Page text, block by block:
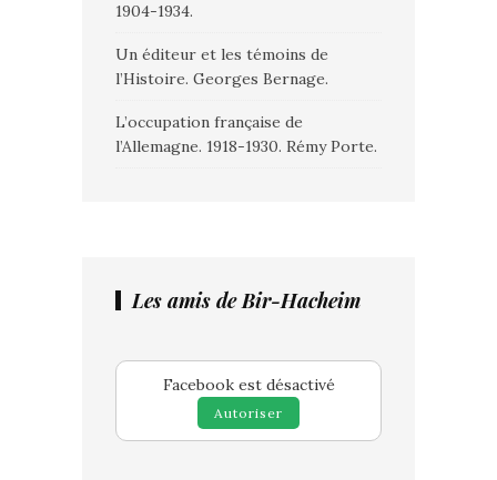
1904-1934.
Un éditeur et les témoins de
l’Histoire. Georges Bernage.
L’occupation française de
l’Allemagne. 1918-1930. Rémy Porte.
Les amis de Bir-Hacheim
Facebook est désactivé
Autoriser